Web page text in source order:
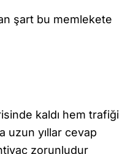
şart bu memlekete
kaldı hem trafiği
uzun yıllar cevap
zorunludur